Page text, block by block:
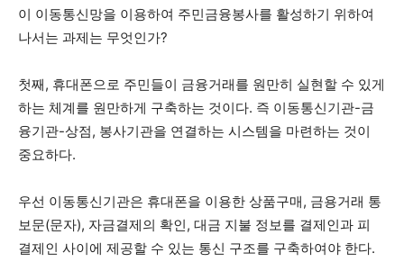
이 이동통신망을 이용하여 주민금융봉사를 활성하기 위하여
나서는 과제는 무엇인가?
첫째, 휴대폰으로 주민들이 금융거래를 원만히 실현할 수 있게
하는 체계를 원만하게 구축하는 것이다. 즉 이동통신기관-금
융기관-상점, 봉사기관을 연결하는 시스템을 마련하는 것이
중요하다.
우선 이동통신기관은 휴대폰을 이용한 상품구매, 금용거래 통
보문(문자), 자금결제의 확인, 대금 지불 정보를 결제인과 피
결제인 사이에 제공할 수 있는 통신 구조를 구축하여야 한다.